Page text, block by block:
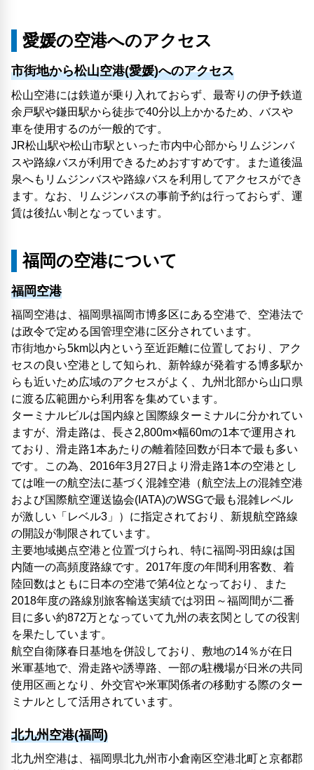
愛媛の空港へのアクセス
市街地から松山空港(愛媛)へのアクセス
松山空港には鉄道が乗り入れておらず、最寄りの伊予鉄道
余戸駅や鎌田駅から徒歩で40分以上かかるため、バスや
車を使用するのが一般的です。
JR松山駅や松山市駅といった市内中心部からリムジンバ
スや路線バスが利用できるためおすすめです。また道後温
泉へもリムジンバスや路線バスを利用してアクセスができ
ます。なお、リムジンバスの事前予約は行っておらず、運
賃は後払い制となっています。
福岡の空港について
福岡空港
福岡空港は、福岡県福岡市博多区にある空港で、空港法で
は政令で定める国管理空港に区分されています。
市街地から5km以内という至近距離に位置しており、アク
セスの良い空港として知られ、新幹線が発着する博多駅か
らも近いため広域のアクセスがよく、九州北部から山口県
に渡る広範囲から利用客を集めています。
ターミナルビルは国内線と国際線ターミナルに分かれてい
ますが、滑走路は、長さ2,800m×幅60mの1本で運用され
ており、滑走路1本あたりの離着陸回数が日本で最も多い
です。この為、2016年3月27日より滑走路1本の空港とし
ては唯一の航空法に基づく混雑空港（航空法上の混雑空港
および国際航空運送協会(IATA)のWSGで最も混雑レベル
が激しい「レベル3」）に指定されており、新規航空路線
の開設が制限されています。
主要地域拠点空港と位置づけられ、特に福岡-羽田線は国
内随一の高頻度路線です。2017年度の年間利用客数、着
陸回数はともに日本の空港で第4位となっており、また
2018年度の路線別旅客輸送実績では羽田～福岡間が二番
目に多い約872万となっていて九州の表玄関としての役割
を果たしています。
航空自衛隊春日基地を併設しており、敷地の14％が在日
米軍基地で、滑走路や誘導路、一部の駐機場が日米の共同
使用区画となり、外交官や米軍関係者の移動する際のター
ミナルとして活用されています。
北九州空港(福岡)
北九州空港は、福岡県北九州市小倉南区空港北町と京都郡